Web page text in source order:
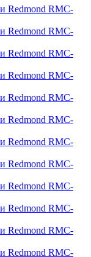
Redmond RMC-
Redmond RMC-
Redmond RMC-
Redmond RMC-
Redmond RMC-
Redmond RMC-
Redmond RMC-
Redmond RMC-
Redmond RMC-
Redmond RMC-
Redmond RMC-
Redmond RMC-